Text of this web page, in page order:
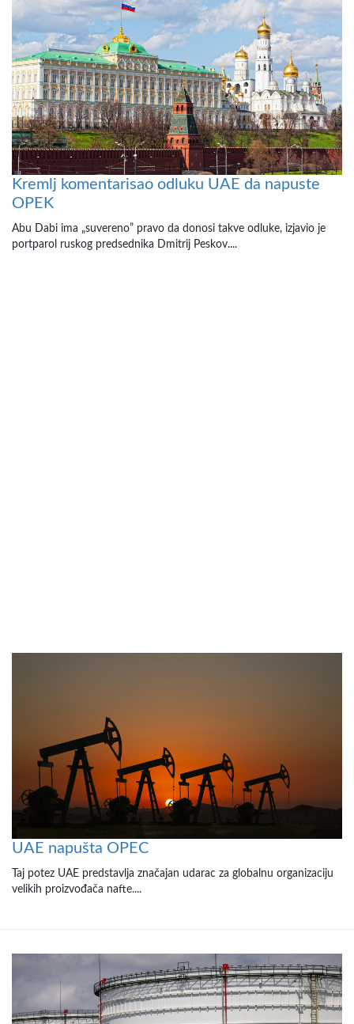
Kremlj komentarisao odluku UAE da napuste
OPEK
Abu Dabi ima „suvereno” pravo da donosi takve odluke, izjavio je
portparol ruskog predsednika Dmitrij Peskov....
UAE napušta OPEC
Taj potez UAE predstavlja značajan udarac za globalnu organizaciju
velikih proizvođača nafte....